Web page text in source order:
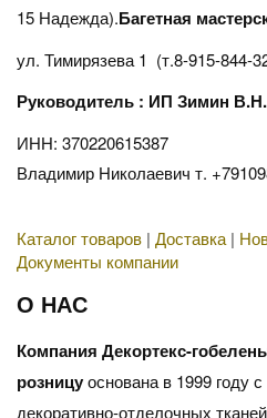
15 Надежда).Багетная
ул. Тимирязева 1 (т.8-915-844-
Руководитель : ИП Зимин В.Н.
ИНН: 370220615387
Владимир Николаевич т.
Каталог товаров | Доставка |
Документы компании
О НАС
Компания Декортекс-
розницуоснована в 1999 году
декоративно-отделочных